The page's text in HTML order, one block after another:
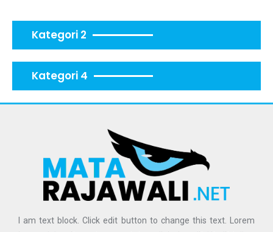
Kategori 2
Kategori 4
I am text block. Click edit button to change this text. Lorem